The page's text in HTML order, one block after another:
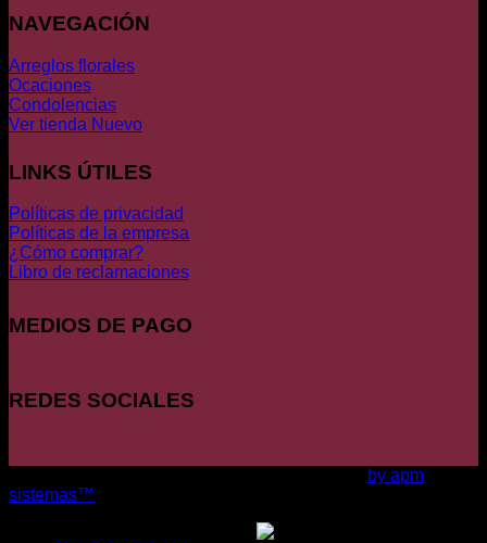
NAVEGACIÓN
Arreglos florales
Ocaciones
Condolencias
Ver tienda
LINKS ÚTILES
Políticas de privacidad
Políticas de la empresa
¿Cómo comprar?
Libro de reclamaciones
MEDIOS DE PAGO
REDES SOCIALES
by apm
sistemas™